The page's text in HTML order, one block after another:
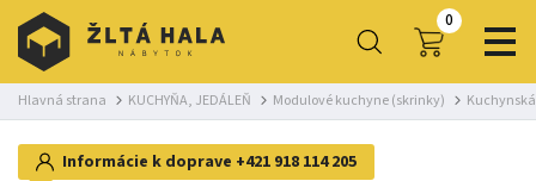
0
Hlavná strana KUCHYŇA, JEDÁLEŇ Modulové kuchyne (skrinky)
Informácie k doprave +421 918 114 205